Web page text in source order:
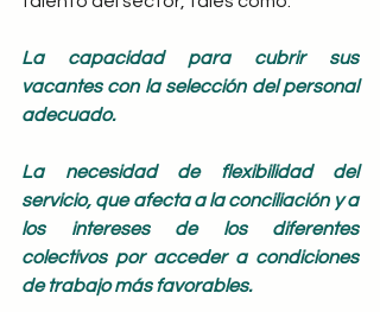
La capacidad para cubrir sus
vacantes con la selección del personal
adecuado.
La necesidad de flexibilidad del
servicio, que afecta a la conciliación y a
los intereses de los diferentes
colectivos por acceder a condiciones
de trabajo más favorables.